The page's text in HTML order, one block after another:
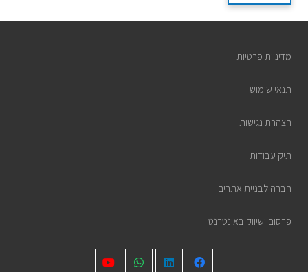
מדיניות פרטיות
תנאי שימוש
הצהרת נגישות
תיק עבודות
חברה לבניית אתרים
פרסום ושיווק באינטרנט